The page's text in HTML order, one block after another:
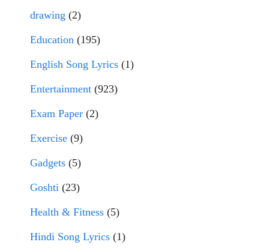
drawing (2)
Education (195)
English Song Lyrics (1)
Entertainment (923)
Exam Paper (2)
Exercise (9)
Gadgets (5)
Goshti (23)
Health & Fitness (5)
Hindi Song Lyrics (1)